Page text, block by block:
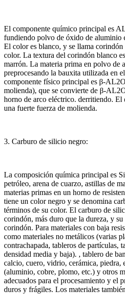
El componente químico principal es
fundiendo polvo de óxido de aluminio
El color es blanco, y se llama corindón
color. La textura del corindón blanco
marrón. La materia prima en polvo de
preprocesando la bauxita utilizada en
componente físico principal es β-
molienda), que se convierte de β-
horno de arco eléctrico. derritiendo. El
una fuerte fuerza de molienda.
3. Carburo de silicio negro:
La composición química principal es
petróleo, arena de cuarzo, astillas de
materias primas en un horno de
tiene un color negro y se denomina
términos de su color. El carburo de
corindón, más duro que la dureza, y
corindón. Para materiales con baja
como materiales no metálicos (varias
contrachapada, tableros de partículas,
densidad media y baja). , tablero de
calcio, cuero, vidrio, cerámica, piedra,
(aluminio, cobre, plomo, etc.) y otros
adecuados para el procesamiento y el
duros y frágiles. Los materiales